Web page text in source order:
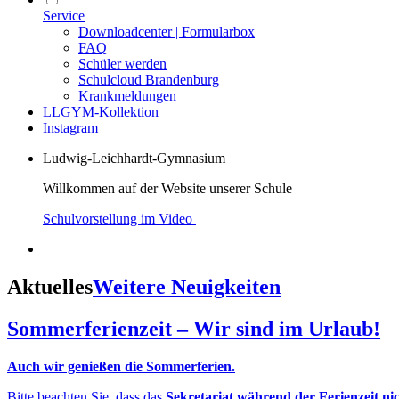
Service
Downloadcenter | Formularbox
FAQ
Schüler werden
Schulcloud Brandenburg
Krankmeldungen
LLGYM-Kollektion
Instagram
Ludwig-Leichhardt-Gymnasium
Willkommen auf der Website unserer Schule
Schulvorstellung im Video
AktuellesWeitere Neuigkeiten
Sommerferienzeit – Wir sind im Urlaub!
Auch wir genießen die Sommerferien.